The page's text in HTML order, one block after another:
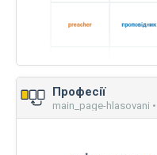
Професії
main_page-hlasovani